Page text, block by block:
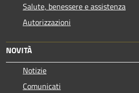
Salute, benessere e assistenza
Autorizzazioni
NOVITÀ
Notizie
Comunicati